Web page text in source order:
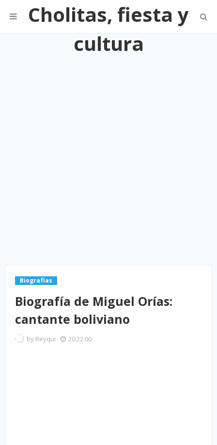
Cholitas, fiesta y
cultura
Biografías
Biografía de Miguel Orías:
cantante boliviano
by Reyqui 20:22:00